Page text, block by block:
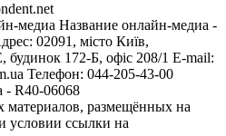
медиа Название онлайн-медиа -
02091, місто Київ,
172-Б, офіс 208/1 E-mail:
Телефон: 044-205-43-00
- R40-06068
размещённых на
условии ссылки на